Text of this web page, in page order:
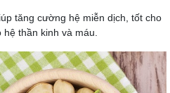
tăng cường hệ miễn dịch, tốt cho
thần kinh và máu.